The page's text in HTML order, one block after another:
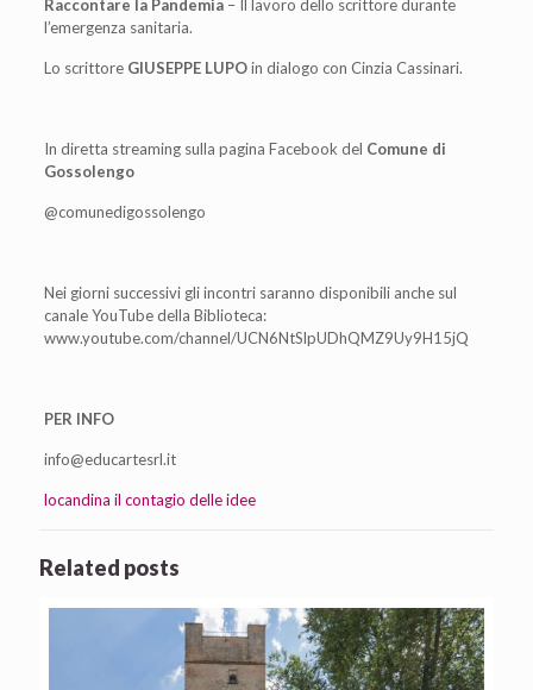
Raccontare la Pandemia– Il lavoro dello scrittore durante
l’emergenza sanitaria.
Lo scrittore GIUSEPPE LUPOin dialogo con Cinzia Cassinari.
In diretta streaming sulla pagina Facebook del Comune di
Gossolengo
@comunedigossolengo
Nei giorni successivi gli incontri saranno disponibili anche sul
canale YouTube della Biblioteca:
www.youtube.com/channel/UCN6NtSlpUDhQMZ9Uy9H15jQ
PER INFO
info@educartesrl.it
locandina il contagio delle idee
Related posts